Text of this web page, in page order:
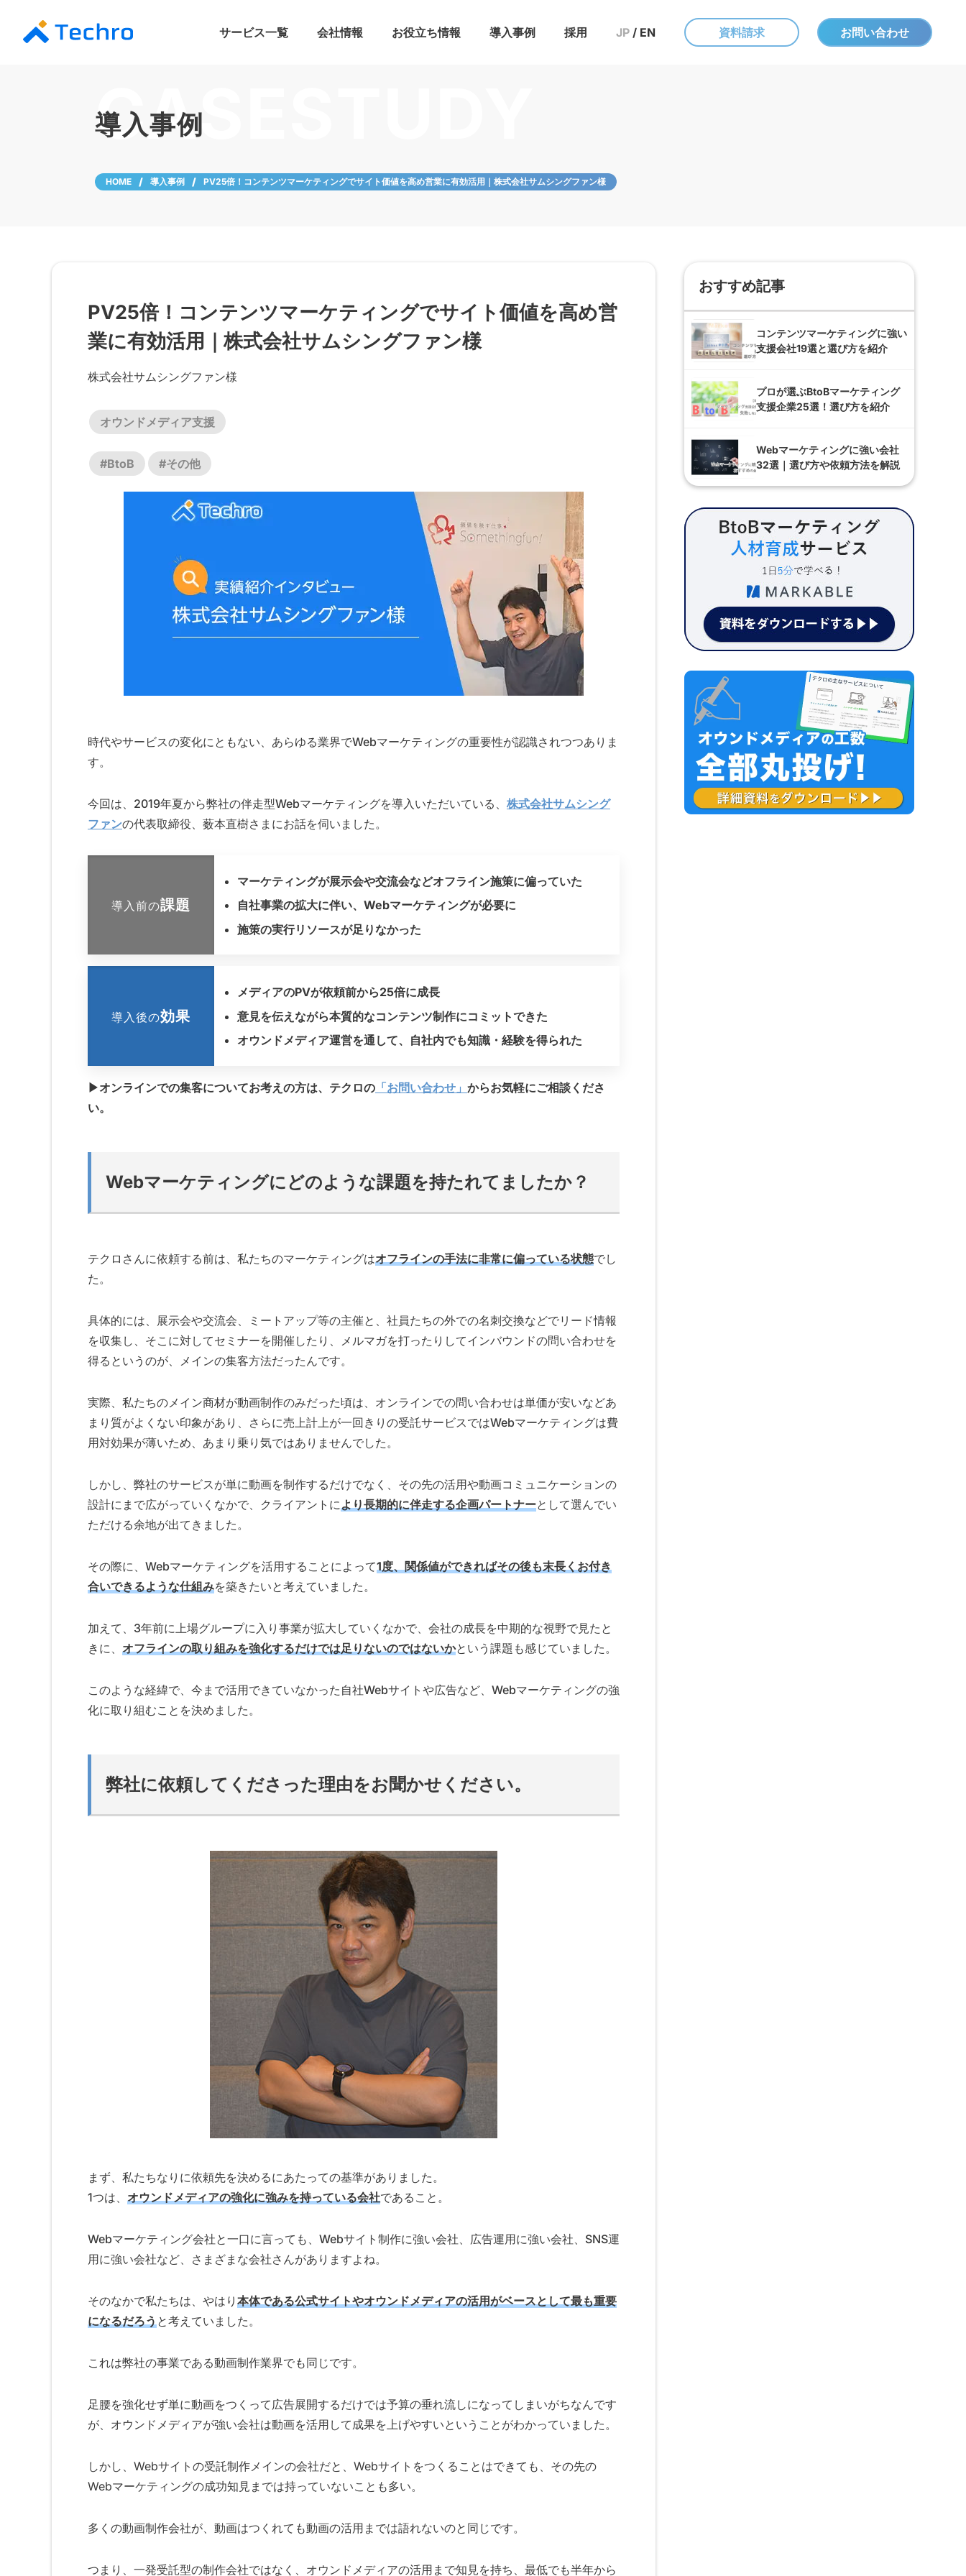
サービス一覧 会社情報 お役立ち情報 導入事例 採用 JP / EN 資料請求 お問い合わせ
CASESTUDY
導入事例
HOME 導入事例 PV25倍！コンテンツマーケティングでサイト価値を高め営業に有効活用｜株式会社サムシングファン様
PV25倍！コンテンツマーケティングでサイト価値を高め営
業に有効活用｜株式会社サムシングファン様
株式会社サムシングファン様
オウンドメディア支援
#BtoB #その他
時代やサービスの変化にともない、あらゆる業界でWebマーケティングの重要性が認識されつつありま
す。
今回は、2019年夏から弊社の伴走型Webマーケティングを導入いただいている、 株式会社サムシング
ファンの代表取締役、薮本直樹さまにお話を伺いました。
導入前の課題
マーケティングが展示会や交流会などオフライン施策に偏っていた
自社事業の拡大に伴い、Webマーケティングが必要に
施策の実行リソースが足りなかった
導入後の効果
メディアのPVが依頼前から25倍に成長
意見を伝えながら本質的なコンテンツ制作にコミットできた
オウンドメディア運営を通して、自社内でも知識・経験を得られた
▶オンラインでの集客についてお考えの方は、テクロの 「お問い合わせ」 からお気軽にご相談くださ
い。
Webマーケティングにどのような課題を持たれてましたか？
テクロさんに依頼する前は、私たちのマーケティングはオフラインの手法に非常に偏っている状態でし
た。
具体的には、展示会や交流会、ミートアップ等の主催と、社員たちの外での名刺交換などでリード情報
を収集し、そこに対してセミナーを開催したり、メルマガを打ったりしてインバウンドの問い合わせを
得るというのが、メインの集客方法だったんです。
実際、私たちのメイン商材が動画制作のみだった頃は、オンラインでの問い合わせは単価が安いなどあ
まり質がよくない印象があり、さらに売上計上が一回きりの受託サービスではWebマーケティングは費
用対効果が薄いため、あまり乗り気ではありませんでした。
しかし、弊社のサービスが単に動画を制作するだけでなく、その先の活用や動画コミュニケーションの
設計にまで広がっていくなかで、クライアントに より長期的に伴走する企画パートナーとして選んでい
ただける余地が出てきました。
その際に、Webマーケティングを活用することによって1度、関係値ができればその後も末長くお付き
合いできるような仕組みを築きたいと考えていました。
加えて、3年前に上場グループに入り事業が拡大していくなかで、会社の成長を中期的な視野で見たと
きに、 オフラインの取り組みを強化するだけでは足りないのではないかという課題も感じていました。
このような経緯で、今まで活用できていなかった自社Webサイトや広告など、Webマーケティングの強
化に取り組むことを決めました。
弊社に依頼してくださった理由をお聞かせください。
まず、私たちなりに依頼先を決めるにあたっての基準がありました。
1つは、 オウンドメディアの強化に強みを持っている会社であること。
Webマーケティング会社と一口に言っても、Webサイト制作に強い会社、広告運用に強い会社、SNS運
用に強い会社など、さまざまな会社さんがありますよね。
そのなかで私たちは、やはり 本体である公式サイトやオウンドメディアの活用がベースとして最も重要
になるだろう と考えていました。
これは弊社の事業である動画制作業界でも同じです。
足腰を強化せず単に動画をつくって広告展開するだけでは予算の垂れ流しになってしまいがちなんです
が、 オウンドメディアが強い会社は動画を活用して成果を上げやすいということがわかっていました。
しかし、Webサイトの受託制作メインの会社だと、Webサイトをつくることはできても、その先の
Webマーケティングの成功知見までは持っていないことも多い。
多くの動画制作会社が、動画はつくれても動画の活用までは語れないのと同じです。
つまり、一発受託型の制作会社ではなく、オウンドメディアの活用まで知見を持ち、最低でも半年から
おすすめ記事
コンテンツマーケティングに強い
支援会社19選と選び方を紹介
プロが選ぶBtoBマーケティング
支援企業25選！選び方を紹介
Webマーケティングに強い会社
32選｜選び方や依頼方法を解説